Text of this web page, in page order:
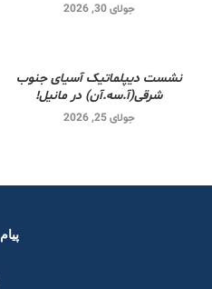
جولای 30, 2026
نشست دیپلماتیک آسیای جنوب
شرقی‌(آ.سه.آن) در مانیل!
جولای 25, 2026
پیام